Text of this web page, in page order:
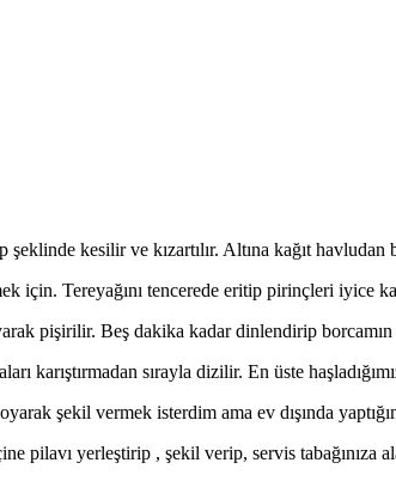
şeklinde kesilir ve kızartılır. Altına kağıt havludan
için. Tereyağını tencerede eritip pirinçleri iyice
pişirilir. Beş dakika kadar dinlendirip
karıştırmadan sırayla dizilir. En üste
şekil vermek isterdim ama ev dışında
pilavı yerleştirip , şekil verip, servis tabağınıza